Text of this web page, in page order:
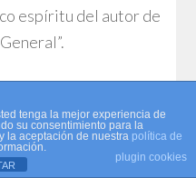
espíritu del autor de
tenga la mejor experiencia de
su consentimiento para la
la aceptación de nuestra política de
plugin cookies